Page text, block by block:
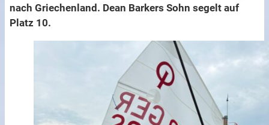
nach Griechenland. Dean Barkers Sohn segelt auf
Platz 10.